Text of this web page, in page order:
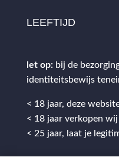
LEEFTIJD
let op: bij de
identiteitsbewijs
< 18 jaar, deze
< 18 jaar verkopen wij
< 25 jaar, laat je